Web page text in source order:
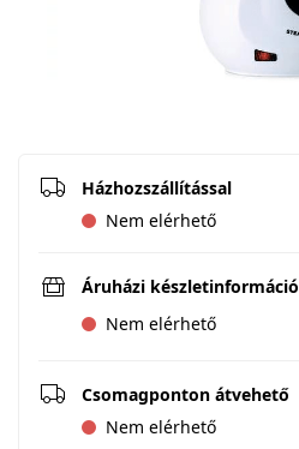
Házhozszállítással
Nem elérhető
Áruházi készletinformáció
Nem elérhető
Csomagponton átvehető
Nem elérhető